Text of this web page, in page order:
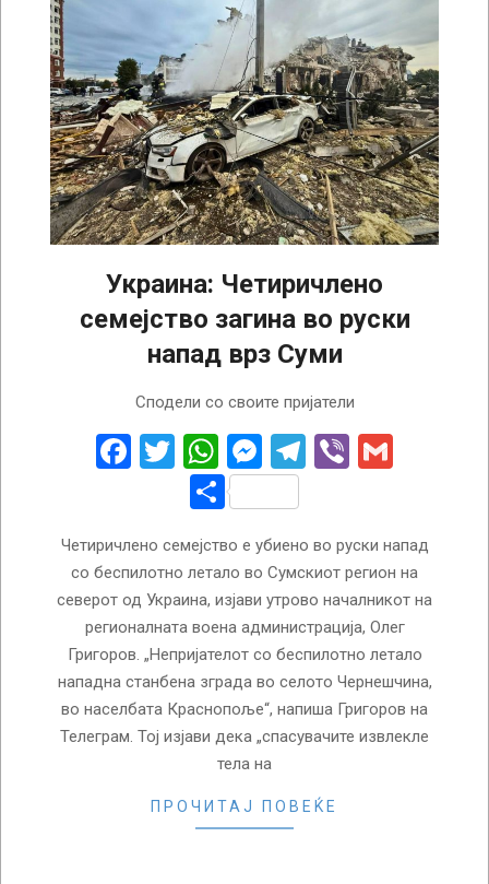
Украина: Четиричлено
семејство загина во руски
напад врз Суми
Сподели со своите пријатели
Facebook
TwitterWhatsApp
Messenger
Telegram
Viber
Share
Четиричлено семејство е убиено во руски напад
со беспилотно летало во Сумскиот регион на
северот од Украина, изјави утрово началникот на
регионалната воена администрација, Олег
Григоров. „Непријателот со беспилотно летало
нападна станбена зграда во селото Чернешчина,
во населбата Краснопоље“, напиша Григоров на
Телеграм. Тој изјави дека „спасувачите извлекле
тела на
ПРОЧИТАЈ ПОВЕЌЕ